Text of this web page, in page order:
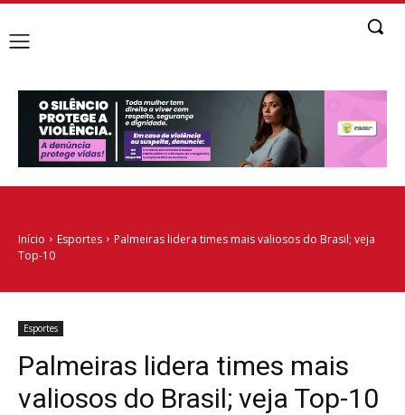
Início Esportes
Palmeiras lidera times mais valiosos do Brasil; veja
Top-10
Esportes
Palmeiras lidera times mais
valiosos do Brasil; veja Top-10